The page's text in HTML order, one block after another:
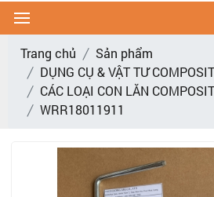
Trang chủ
Sản phẩm
DỤNG CỤ & VẬT TƯ
CÁC LOẠI CON LĂN
WRR18011911